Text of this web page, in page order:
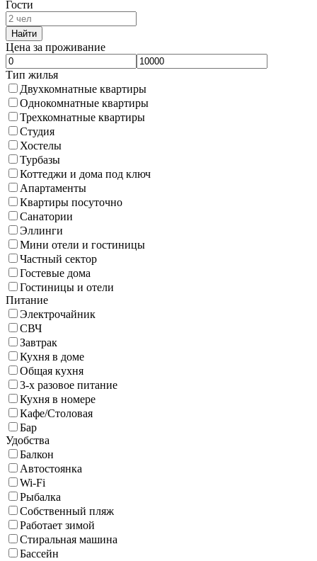
Гости
Найти
Цена за проживание
Тип жилья
Двухкомнатные квартиры
Однокомнатные квартиры
Трехкомнатные квартиры
Студия
Хостелы
Турбазы
Коттеджи и дома под ключ
Апартаменты
Квартиры посуточно
Санатории
Эллинги
Мини отели и гостиницы
Частный сектор
Гостевые дома
Гостиницы и отели
Питание
Электрочайник
СВЧ
Завтрак
Кухня в доме
Общая кухня
3-х разовое питание
Кухня в номере
Кафе/Столовая
Бар
Удобства
Балкон
Автостоянка
Wi-Fi
Рыбалка
Собственный пляж
Работает зимой
Стиральная машина
Бассейн